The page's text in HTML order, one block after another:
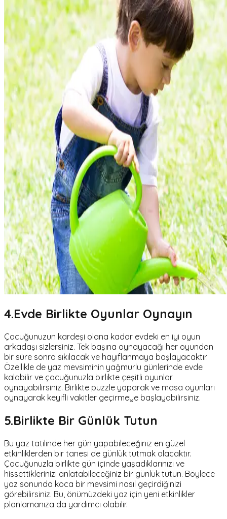
4.Evde Birlikte Oyunlar Oynayın
Çocuğunuzun kardeşi olana kadar evdeki en iyi oyun
arkadaşı sizlersiniz. Tek başına oynayacağı her oyundan
bir süre sonra sıkılacak ve hayıflanmaya başlayacaktır.
Özellikle de yaz mevsiminin yağmurlu günlerinde evde
kalabilir ve çocuğunuzla birlikte çeşitli oyunlar
oynayabilirsiniz. Birlikte puzzle yaparak ve masa oyunları
oynayarak keyifli vakitler geçirmeye başlayabilirsiniz.
5.Birlikte Bir Günlük Tutun
Bu yaz tatilinde her gün yapabileceğiniz en güzel
etkinliklerden bir tanesi de günlük tutmak olacaktır.
Çocuğunuzla birlikte gün içinde yaşadıklarınızı ve
hissettiklerinizi anlatabileceğiniz bir günlük tutun. Böylece
yaz sonunda koca bir mevsimi nasıl geçirdiğinizi
görebilirsiniz. Bu, önümüzdeki yaz için yeni etkinlikler
planlamanıza da yardımcı olabilir.